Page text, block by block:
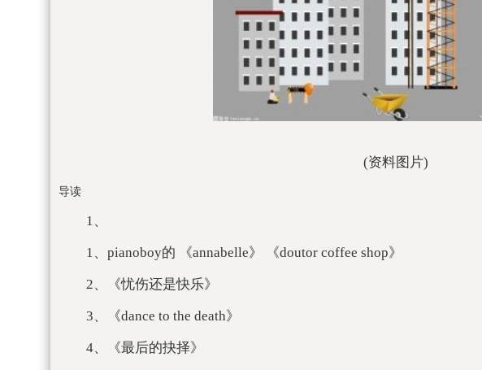
(资料图片)
导读
1、
1、pianoboy的 《annabelle》 《doutor coffee shop》
2、《忧伤还是快乐》
3、《dance to the death》
4、《最后的抉择》